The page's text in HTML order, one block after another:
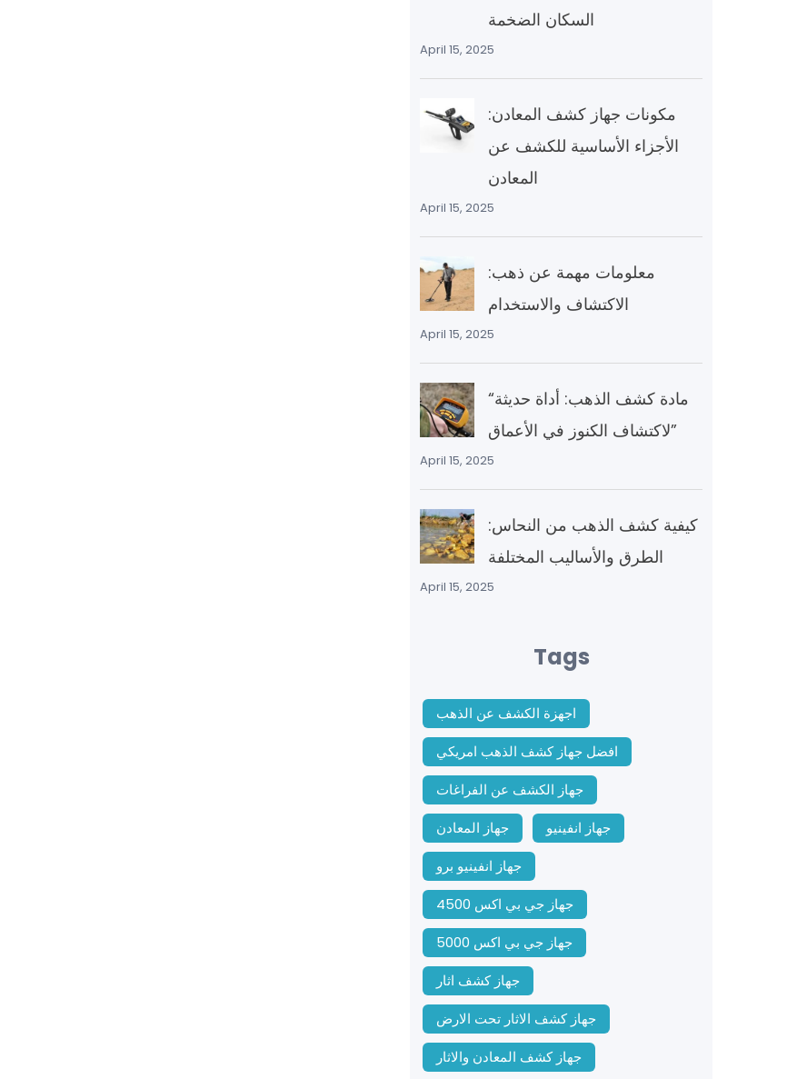
السكان الضخمة
April 15, 2025
مكونات جهاز كشف المعادن:
الأجزاء الأساسية للكشف عن
المعادن
April 15, 2025
معلومات مهمة عن ذهب:
الاكتشاف والاستخدام
April 15, 2025
“مادة كشف الذهب: أداة حديثة
لاكتشاف الكنوز في الأعماق”
April 15, 2025
كيفية كشف الذهب من النحاس:
الطرق والأساليب المختلفة
April 15, 2025
Tags
اجهزة الكشف عن الذهب
افضل جهاز كشف الذهب امريكي
جهاز الكشف عن الفراغات
جهاز المعادن
جهاز انفينيو
جهاز انفينيو برو
جهاز جي بي اكس 4500
جهاز جي بي اكس 5000
جهاز كشف اثار
جهاز كشف الاثار تحت الارض
جهاز كشف المعادن والاثار